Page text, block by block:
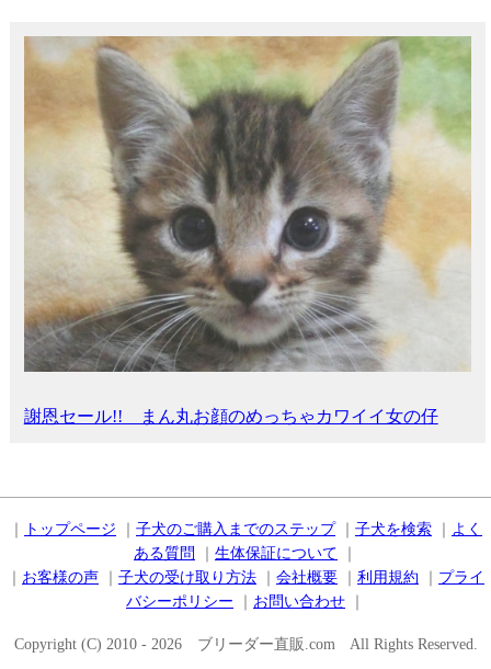
謝恩セール!! まん丸お顔のめっちゃカワイイ女の仔
トップページ 子犬のご購入までのステップ｜ 子犬を検索
よく
ある質問
生体保証について
お客様の声 子犬の受け取り方法 会社概要 利用規約
プライ
バシーポリシー
お問い合わせ
Copyright (C) 2010 - 2026 ブリーダー直販.com All Rights Reserved.